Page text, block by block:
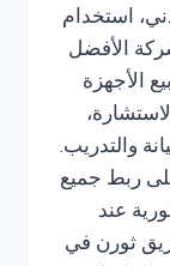
استخدام
الأفضل
الأجهزة
والتدريب.
على ربط جميع
عند
ثورن في